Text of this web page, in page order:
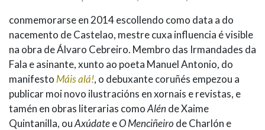
conmemorarse en 2014 escollendo como data a do
nacemento de Castelao, mestre cuxa influencia é visible
na obra de Álvaro Cebreiro. Membro das Irmandades da
Fala e asinante, xunto ao poeta Manuel Antonio, do
manifesto Máis alá!, o debuxante coruñés empezou a
publicar moi novo ilustracións en xornais e revistas, e
tamén en obras literarias comoAlénde Xaime
Quintanilla, ouAxúdateeO Menciñeiro de Charlón e